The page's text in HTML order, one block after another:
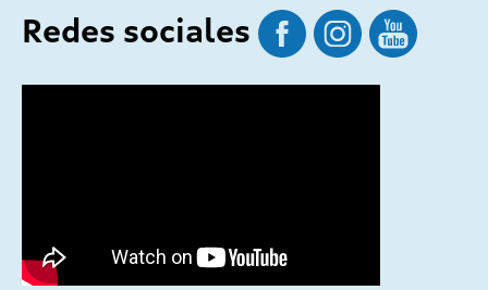
Redes sociales